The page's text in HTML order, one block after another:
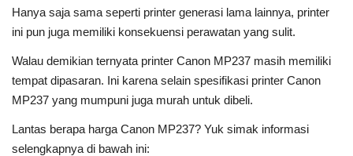
Hanya saja sama seperti printer generasi lama lainnya, printer
ini pun juga memiliki konsekuensi perawatan yang sulit.
Walau demikian ternyata printer Canon MP237 masih memiliki
tempat dipasaran. Ini karena selain spesifikasi printer Canon
MP237 yang mumpuni juga murah untuk dibeli.
Lantas berapa harga Canon MP237? Yuk simak informasi
selengkapnya di bawah ini: